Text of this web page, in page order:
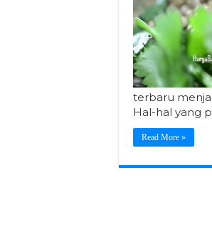
terbaru
Hal-hal yang
Read More »